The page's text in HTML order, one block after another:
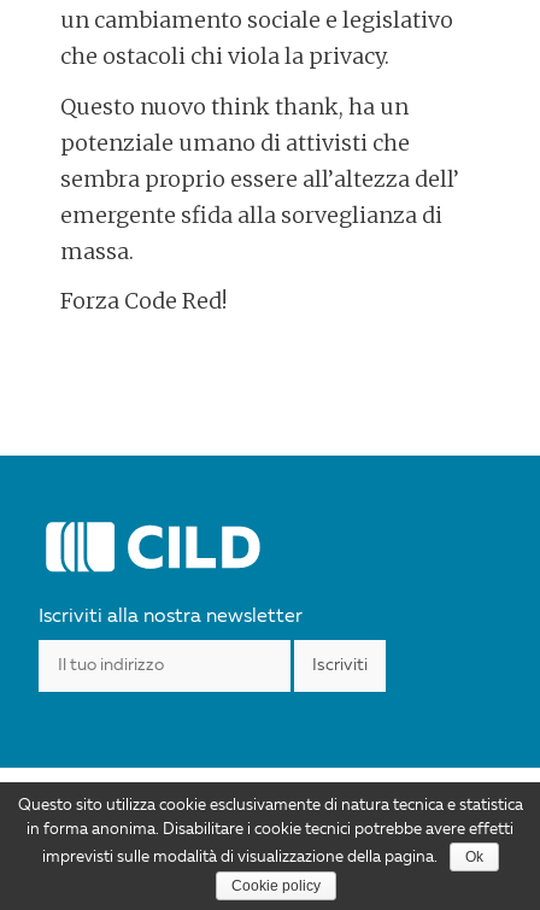
un cambiamento sociale e legislativo
che ostacoli chi viola la privacy.
Questo nuovo think thank, ha un
potenziale umano di attivisti che
sembra proprio essere all’altezza dell’
emergente sfida alla sorveglianza di
massa.
Forza Code Red!
POST
Iscriviti alla nostra newsletter
Attribuzione 4.0 Internazionale. Autorizzazioni ulteriori rispetto allo scopo di
questa licenza sono disponibili all'indirizzo info@cild.eu |Privacy policy
Questo sito utilizza cookie esclusivamente di natura tecnica e statistica
in forma anonima. Disabilitare i cookie tecnici potrebbe avere effetti
imprevisti sulle modalità di visualizzazione della pagina.
Ok
Cookie policy